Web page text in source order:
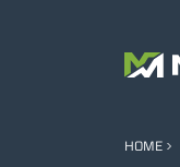
HOME